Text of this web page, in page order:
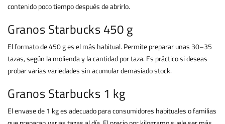
contenido poco tiempo después de abrirlo.
Granos Starbucks 450 g
El formato de 450 g es el más habitual. Permite preparar unas 30–35
tazas, según la molienda y la cantidad por taza. Es práctico si deseas
probar varias variedades sin acumular demasiado stock.
Granos Starbucks 1 kg
El envase de 1 kg es adecuado para consumidores habituales o familias